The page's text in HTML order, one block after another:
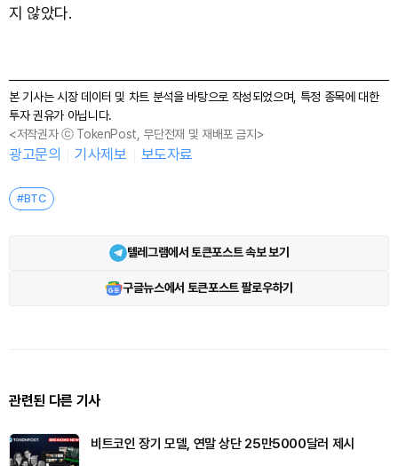
지 않았다.
본 기사는 시장 데이터 및 차트 분석을 바탕으로 작성되었으며, 특정 종목에 대한
투자 권유가 아닙니다.
<저작권자 ⓒ TokenPost, 무단전재 및 재배포 금지>
광고문의 기사제보 보도자료
#BTC
텔레그램에서 토큰포스트 속보 보기
구글뉴스에서 토큰포스트 팔로우하기
관련된 다른 기사
비트코인 장기 모델, 연말 상단 25만5000달러 제시